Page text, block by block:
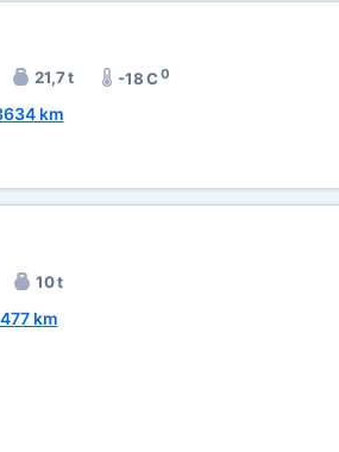
21,7 t -18 C0
km
10 t
km